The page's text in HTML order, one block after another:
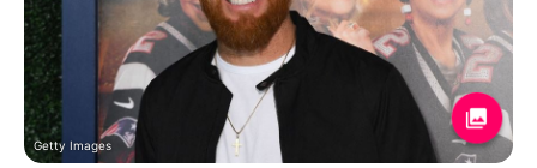
Getty Images